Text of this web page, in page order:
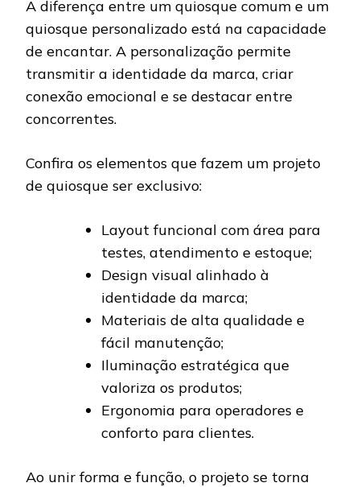
A diferença entre um quiosque comum e um
quiosque personalizado está na capacidade
de encantar. A personalização permite
transmitir a identidade da marca, criar
conexão emocional e se destacar entre
concorrentes.
Confira os elementos que fazem um projeto
de quiosque ser exclusivo:
Layout funcional com área para
testes, atendimento e estoque;
Design visual alinhado à
identidade da marca;
Materiais de alta qualidade e
fácil manutenção;
Iluminação estratégica que
valoriza os produtos;
Ergonomia para operadores e
conforto para clientes.
Ao unir forma e função, o projeto se torna